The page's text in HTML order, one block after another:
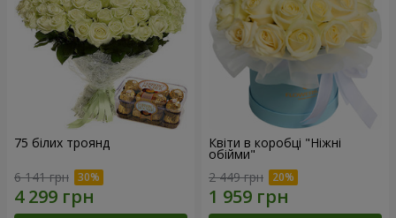
75 білих троянд
6 141 грн
Квіти в коробці "Ніжні
обійми"
2 449 грн